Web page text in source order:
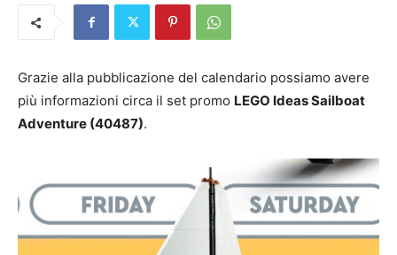
Grazie alla pubblicazione del calendario possiamo avere
più informazioni circa il set promo LEGO Ideas Sailboat
Adventure (40487).